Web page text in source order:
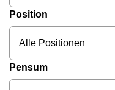
Position
Alle Positionen
Pensum